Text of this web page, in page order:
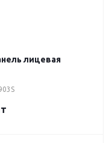
лицевая